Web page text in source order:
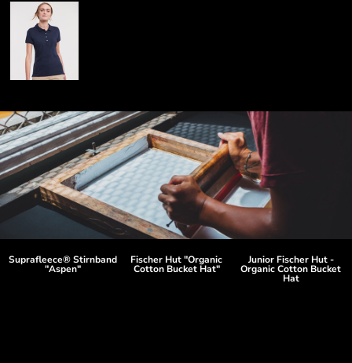
Suprafleece® Stirnband
"Aspen"
Fischer Hut "Organic
Cotton Bucket Hat"
Junior Fischer Hut -
Organic Cotton Bucket
Hat